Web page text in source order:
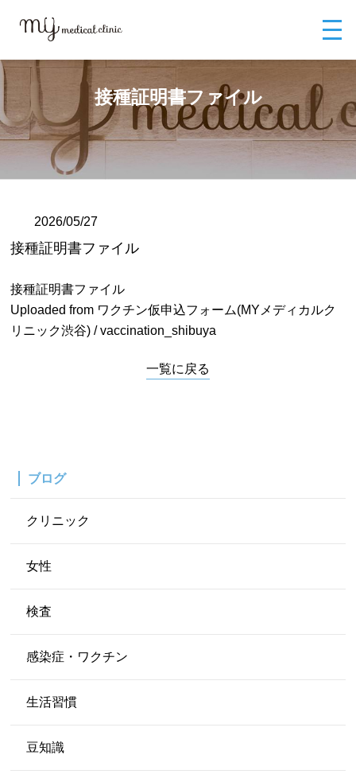
接種証明書ファイル
2026/05/27
接種証明書ファイル
接種証明書ファイル
Uploaded from ワクチン仮申込フォーム(MYメディカルク
リニック渋谷) / vaccination_shibuya
一覧に戻る
ブログ
クリニック
女性
検査
感染症・ワクチン
生活習慣
豆知識